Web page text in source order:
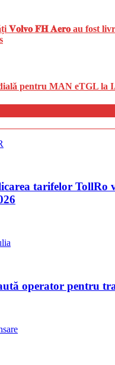
𝐕𝐨𝐥𝐯𝐨 𝐅𝐇 𝐀𝐞𝐫𝐨 au fost
pentru MAN eTGL la
tarifelor TollRo
operator pentru